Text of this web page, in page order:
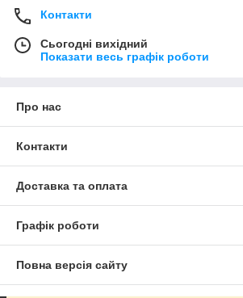
Контакти
Сьогодні вихідний
Показати весь графік роботи
Про нас
Контакти
Доставка та оплата
Графік роботи
Повна версія сайту